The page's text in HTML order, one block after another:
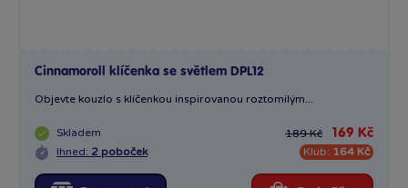
Cinnamoroll klíčenka se světlem DPL12
Objevte kouzlo s klíčenkou inspirovanou roztomilým...
Skladem
Ihned: 2 poboček
189 Kč 169 Kč
Klub: 164 Kč